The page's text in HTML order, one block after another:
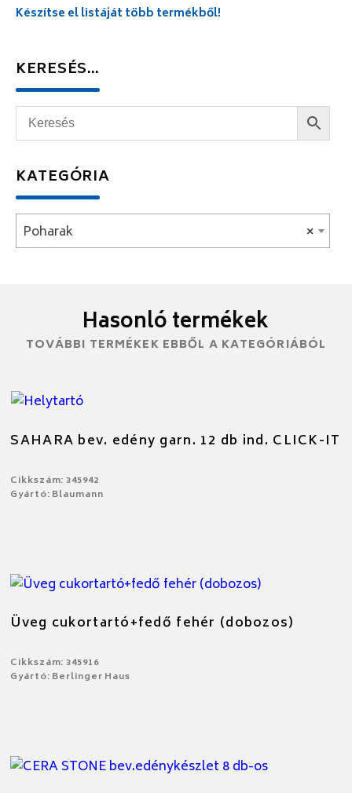
Készítse el listáját több termékből!
KERESÉS…
KATEGÓRIA
×
Poharak
Hasonló termékek
TOVÁBBI TERMÉKEK EBBŐL A KATEGÓRIÁBÓL
SAHARA bev. edény garn. 12 db ind. CLICK-IT
Cikkszám: 345942
Gyártó: Blaumann
Üveg cukortartó+fedő fehér (dobozos)
Cikkszám: 345916
Gyártó: Berlinger Haus